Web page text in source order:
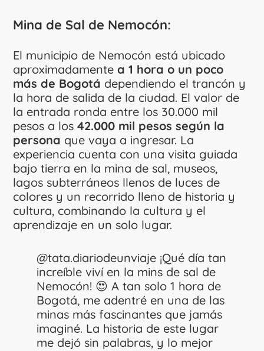
Mina de Sal de Nemocón:
El municipio de Nemocón está ubicado
aproximadamente a 1 hora o un poco
más de Bogotá dependiendo el trancón y
la hora de salida de la ciudad. El valor de
la entrada ronda entre los 30.000 mil
pesos a los42.000 mil pesos según la
persona que vaya a ingresar. La
experiencia cuenta con una visita guiada
bajo tierra en la mina de sal, museos,
lagos subterráneos llenos de luces de
colores y un recorrido lleno de historia y
cultura, combinando la cultura y el
aprendizaje en un solo lugar.
@tata.diariodeunviaje ¡Qué día tan
increíble viví en la mins de sal de
Nemocón! 😍 A tan solo 1 hora de
Bogotá, me adentré en una de las
minas más fascinantes que jamás
imaginé. La historia de este lugar
me dejó sin palabras, y lo mejor